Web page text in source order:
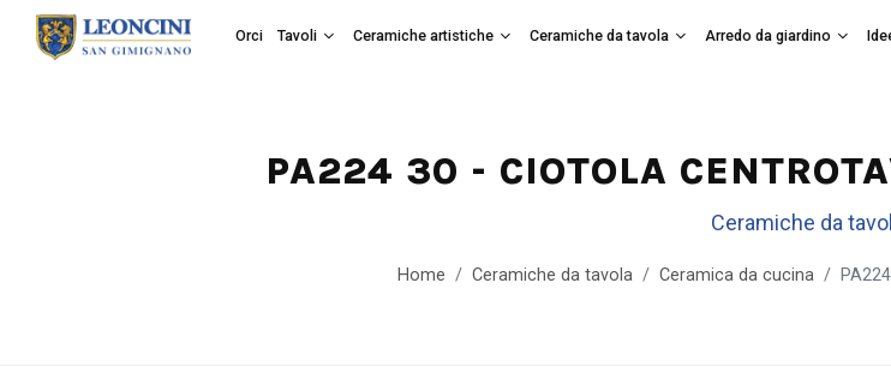
Orci Tavoli Ceramiche artistiche Ceramiche da tavola Arredo da giardino
PA224 30 - CIOTOLA
Ceramiche da
Home Ceramiche da tavola Ceramica da cucina